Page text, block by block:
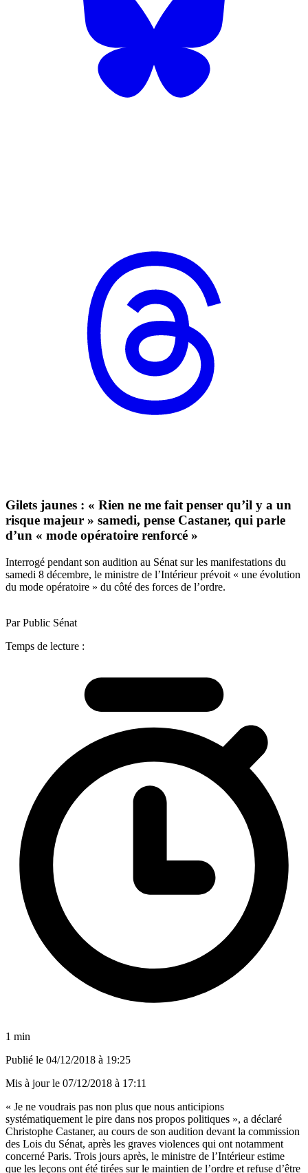
Gilets jaunes : « Rien ne me fait penser qu’il y a un
risque majeur » samedi, pense Castaner, qui parle
d’un « mode opératoire renforcé »
Interrogé pendant son audition au Sénat sur les manifestations du
samedi 8 décembre, le ministre de l’Intérieur prévoit « une évolution
du mode opératoire » du côté des forces de l’ordre.
Par Public Sénat
Temps de lecture :
1 min
Publié le 04/12/2018 à 19:25
Mis à jour le 07/12/2018 à 17:11
« Je ne voudrais pas non plus que nous anticipions
systématiquement le pire dans nos propos politiques », a déclaré
Christophe Castaner, au cours de son audition devant la commission
des Lois du Sénat, après les graves violences qui ont notamment
concerné Paris. Trois jours après, le ministre de l’Intérieur estime
que les leçons ont été tirées sur le maintien de l’ordre et refuse d’être